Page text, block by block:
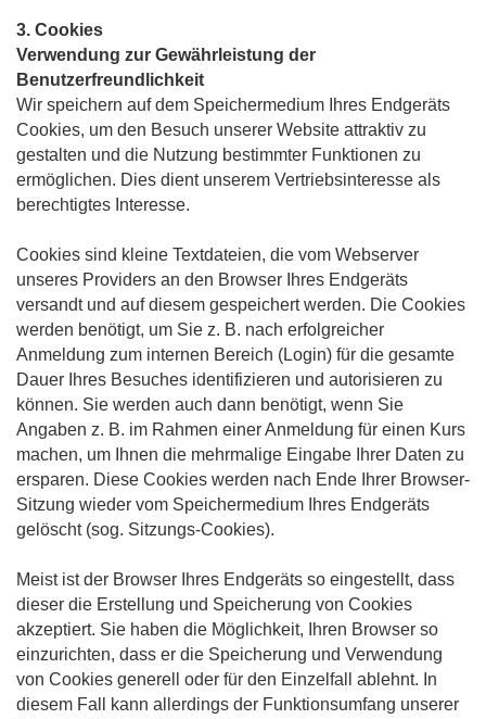
3. Cookies
Verwendung zur Gewährleistung der
Benutzerfreundlichkeit
Wir speichern auf dem Speichermedium Ihres Endgeräts
Cookies, um den Besuch unserer Website attraktiv zu
gestalten und die Nutzung bestimmter Funktionen zu
ermöglichen. Dies dient unserem Vertriebsinteresse als
berechtigtes Interesse.
Cookies sind kleine Textdateien, die vom Webserver
unseres Providers an den Browser Ihres Endgeräts
versandt und auf diesem gespeichert werden. Die Cookies
werden benötigt, um Sie z. B. nach erfolgreicher
Anmeldung zum internen Bereich (Login) für die gesamte
Dauer Ihres Besuches identifizieren und autorisieren zu
können. Sie werden auch dann benötigt, wenn Sie
Angaben z. B. im Rahmen einer Anmeldung für einen Kurs
machen, um Ihnen die mehrmalige Eingabe Ihrer Daten zu
ersparen. Diese Cookies werden nach Ende Ihrer Browser-
Sitzung wieder vom Speichermedium Ihres Endgeräts
gelöscht (sog. Sitzungs-Cookies).
Meist ist der Browser Ihres Endgeräts so eingestellt, dass
dieser die Erstellung und Speicherung von Cookies
akzeptiert. Sie haben die Möglichkeit, Ihren Browser so
einzurichten, dass er die Speicherung und Verwendung
von Cookies generell oder für den Einzelfall ablehnt. In
diesem Fall kann allerdings der Funktionsumfang unserer